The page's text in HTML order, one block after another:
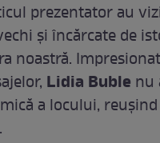
prezentator au
şi încărcate de
noastră.
Lidia Buble nu
a locului,